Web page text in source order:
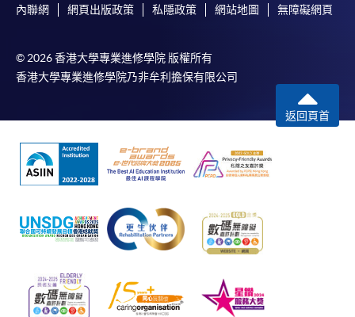
內聯網 網頁出版政策 私隱政策 網站地圖 無障礙網頁
© 2026 香港大學專業進修學院 版權所有
香港大學專業進修學院乃非牟利擔保有限公司
返回頁首